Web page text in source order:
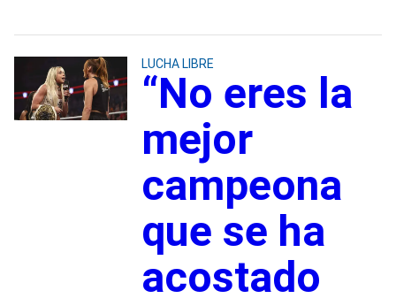
LUCHA LIBRE
“No eres la
mejor
campeona
que se ha
acostado